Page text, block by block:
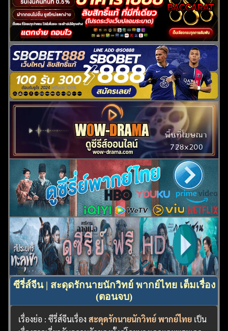
ซีรี่ส์จีน | สะดุดรักนายนักวิทย์ พากย์ไทย เต็มเรื่อง
(ตอนจบ)
เรื่องย่อ : ซีรี่ส์จีนเรื่องสะดุดรักนายนักวิทย์ พากย์ไทย เป็น